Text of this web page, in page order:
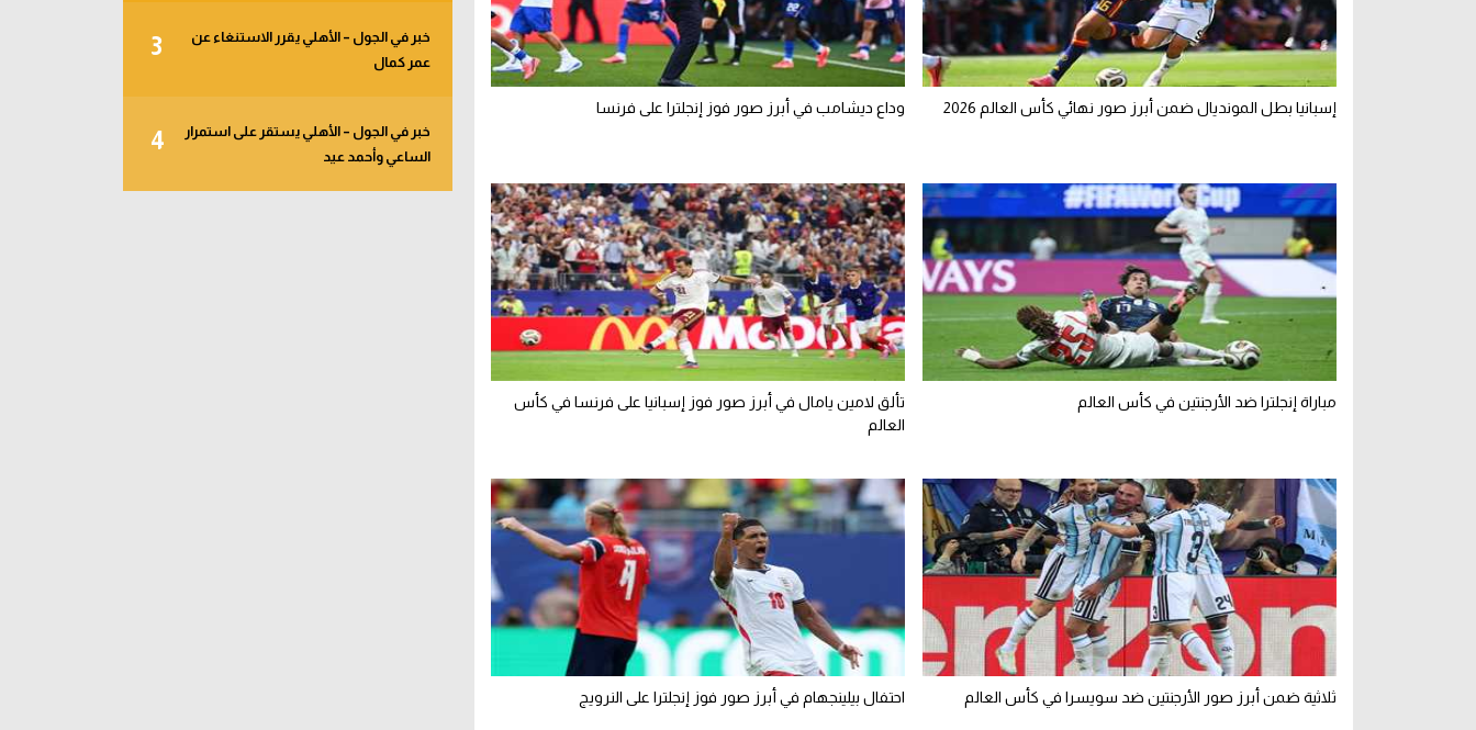
إسبانيا بطل المونديال ضمن أبرز صور نهائي كأس العالم 2026 وداع ديشامب في أبرز صور فوز إنجلترا على فرنسا
مباراة إنجلترا ضد الأرجنتين في كأس العالم
تألق لامين يامال في أبرز صور فوز إسبانيا على فرنسا في كأس
العالم
ثلاثية ضمن أبرز صور الأرجنتين ضد سويسرا في كأس العالم احتفال بيلينجهام في أبرز صور فوز إنجلترا على النرويج
3
خبر في الجول – الأهلي يقرر الاستنغاء عن
عمر كمال
4
خبر في الجول – الأهلي يستقر على استمرار
الساعي وأحمد عيد